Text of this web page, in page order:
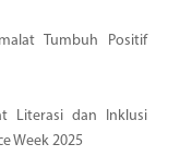
Tumbuh Positif
Literasi dan Inklusi
Week 2025